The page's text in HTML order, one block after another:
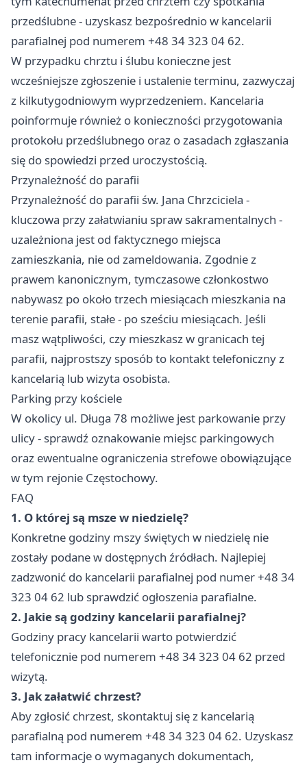
przedślubne - uzyskasz bezpośrednio w kancelarii
parafialnej pod numerem +48 34 323 04 62.
W przypadku chrztu i ślubu konieczne jest
wcześniejsze zgłoszenie i ustalenie terminu, zazwyczaj
z kilkutygodniowym wyprzedzeniem. Kancelaria
poinformuje również o konieczności przygotowania
protokołu przedślubnego oraz o zasadach zgłaszania
się do spowiedzi przed uroczystością.
Przynależność do parafii
Przynależność do parafii św. Jana Chrzciciela -
kluczowa przy załatwianiu spraw sakramentalnych -
uzależniona jest od faktycznego miejsca
zamieszkania, nie od zameldowania. Zgodnie z
prawem kanonicznym, tymczasowe członkostwo
nabywasz po około trzech miesiącach mieszkania na
terenie parafii, stałe - po sześciu miesiącach. Jeśli
masz wątpliwości, czy mieszkasz w granicach tej
parafii, najprostszy sposób to kontakt telefoniczny z
kancelarią lub wizyta osobista.
Parking przy kościele
W okolicy ul. Długa 78 możliwe jest parkowanie przy
ulicy - sprawdź oznakowanie miejsc parkingowych
oraz ewentualne ograniczenia strefowe obowiązujące
w tym rejonie Częstochowy.
FAQ
1. O której są msze w niedzielę?
Konkretne godziny mszy świętych w niedzielę nie
zostały podane w dostępnych źródłach. Najlepiej
zadzwonić do kancelarii parafialnej pod numer +48 34
323 04 62 lub sprawdzić ogłoszenia parafialne.
2. Jakie są godziny kancelarii parafialnej?
Godziny pracy kancelarii warto potwierdzić
telefonicznie pod numerem +48 34 323 04 62 przed
wizytą.
3. Jak załatwić chrzest?
Aby zgłosić chrzest, skontaktuj się z kancelarią
parafialną pod numerem +48 34 323 04 62. Uzyskasz
tam informacje o wymaganych dokumentach,